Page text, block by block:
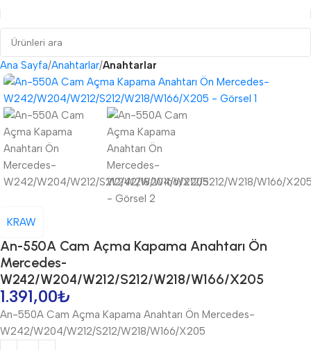
Ana Sayfa Anahtarlar Anahtarlar
KRAW
An-550A Cam Açma Kapama Anahtarı Ön
Mercedes-
W242/W204/W212/S212/W218/W166/X205
1.391,00₺
An-550A Cam Açma Kapama Anahtarı Ön Mercedes-
W242/W204/W212/S212/W218/W166/X205